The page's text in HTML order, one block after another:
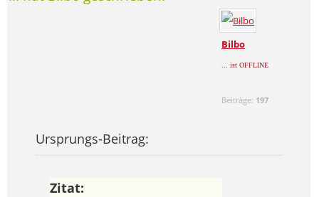
Bilbo
... ist OFFLINE
Beiträge: 197
Ursprungs-Beitrag:
Zitat: